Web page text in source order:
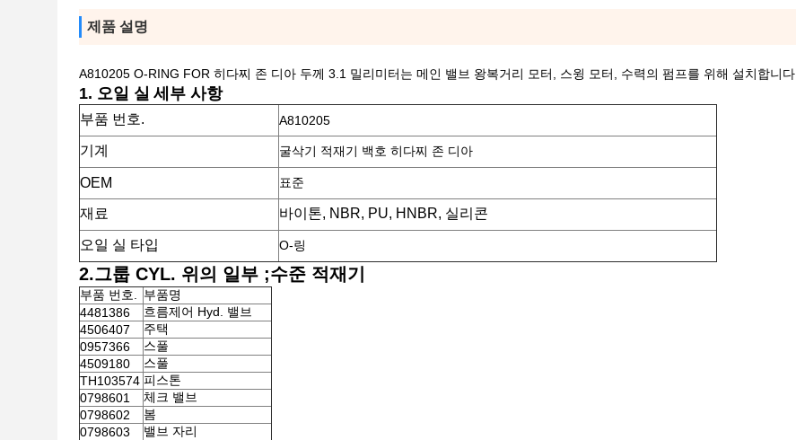
제품 설명
A810205 O-RING FOR 히다찌 존 디아 두께 3.1 밀리미터는 메인 밸브 왕복거리 모터, 스윙 모터, 수력의 펌프를 위해 설치합니다
1. 오일 실 세부 사항
부품 번호. A810205
기계 굴삭기 적재기 백호 히다찌 존 디아
OEM 표준
재료 바이톤, NBR, PU, HNBR, 실리콘
오일 실 타입 O-링
2.그룹 CYL. 위의 일부 ;수준 적재기
부품 번호.
부품명
4481386
흐름제어 Hyd. 밸브
4506407
주택
0957366
스풀
4509180
스풀
TH103574 피스톤
0798601
체크 밸브
0798602
봄
0798603
밸브 자리